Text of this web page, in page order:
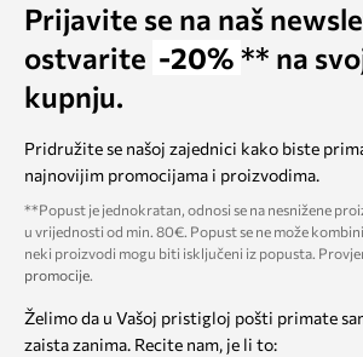
Prijavite se na naš
ostvarite -20% ** na
kupnju.
Pridružite se našoj zajednici kako biste
najnovijim promocijama i proizvodima.
**Popust je jednokratan, odnosi se na nesnižene
u vrijednosti od min. 80€. Popust se ne može
neki proizvodi mogu biti isključeni iz popusta.
promocije.
Želimo da u Vašoj pristigloj pošti primate
zaista zanima. Recite nam, je li to: